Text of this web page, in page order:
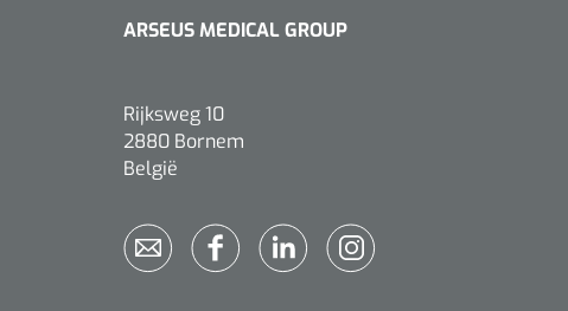
ARSEUS MEDICAL GROUP
Rijksweg 10
2880 Bornem
België